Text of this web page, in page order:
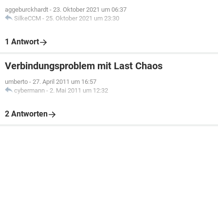
aggeburckhardt - 23. Oktober 2021 um 06:37
SilkeCCM - 25. Oktober 2021 um 23:30
1 Antwort
Verbindungsproblem mit Last Chaos
umberto - 27. April 2011 um 16:57
cybermann - 2. Mai 2011 um 12:32
2 Antworten